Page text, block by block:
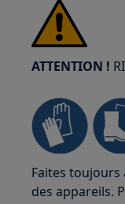
ATTENTION !
Faites
des appareils.